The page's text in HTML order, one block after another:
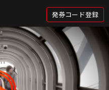
発券コード登録